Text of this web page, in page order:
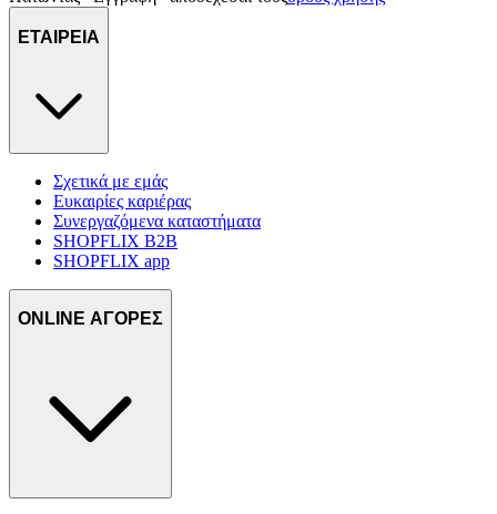
ΕΤΑΙΡΕΙΑ
Σχετικά με εμάς
Ευκαιρίες καριέρας
Συνεργαζόμενα καταστήματα
SHOPFLIX B2B
SHOPFLIX app
ONLINE ΑΓΟΡΕΣ